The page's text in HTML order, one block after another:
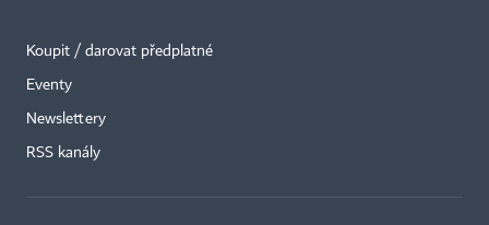
Koupit / darovat předplatné
Eventy
Newslettery
RSS kanály